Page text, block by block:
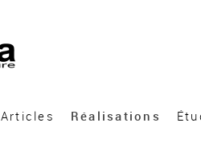
Articles Réalisations